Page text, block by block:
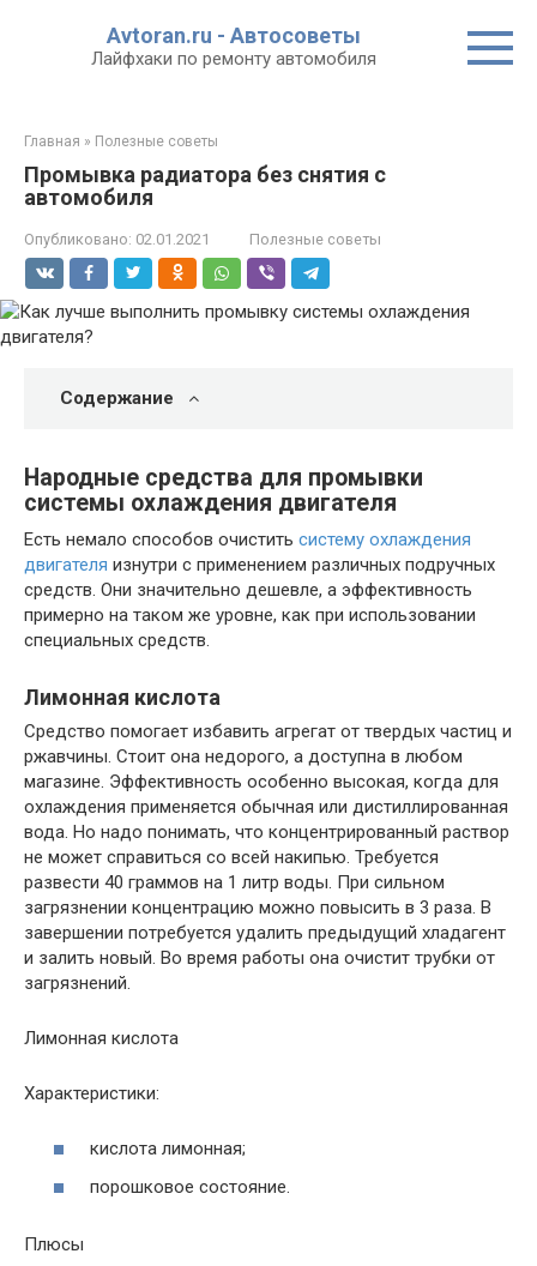
Avtoran.ru - Автосоветы
Лайфхаки по ремонту автомобиля
Главная » Полезные советы
Промывка радиатора без снятия с
автомобиля
Опубликовано: 02.01.2021 Полезные советы
Содержание
Народные средства для промывки
системы охлаждения двигателя
Есть немало способов очистить систему охлаждения
двигателя изнутри с применением различных подручных
средств. Они значительно дешевле, а эффективность
примерно на таком же уровне, как при использовании
специальных средств.
Лимонная кислота
Средство помогает избавить агрегат от твердых частиц и
ржавчины. Стоит она недорого, а доступна в любом
магазине. Эффективность особенно высокая, когда для
охлаждения применяется обычная или дистиллированная
вода. Но надо понимать, что концентрированный раствор
не может справиться со всей накипью. Требуется
развести 40 граммов на 1 литр воды. При сильном
загрязнении концентрацию можно повысить в 3 раза. В
завершении потребуется удалить предыдущий хладагент
и залить новый. Во время работы она очистит трубки от
загрязнений.
Лимонная кислота
Характеристики:
кислота лимонная;
порошковое состояние.
Плюсы